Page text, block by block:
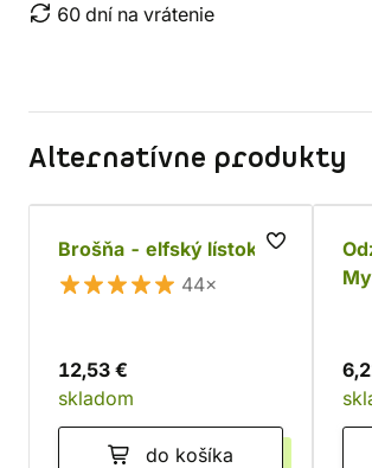
60 dní na vrátenie
Alternatívne produkty
Brošňa - elfský lístok
44×
12,53 €
skladom
do košíka